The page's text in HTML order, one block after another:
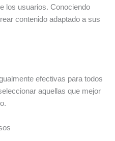
los usuarios. Conociendo
contenido adaptado a sus
efectivas para todos
aquellas que mejor